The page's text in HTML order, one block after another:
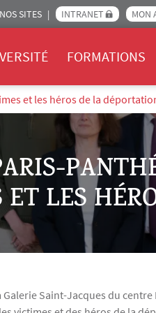
SITES INTRANET MON
FORMATIONS
et les héros de la
LES
Saint-Jacques du